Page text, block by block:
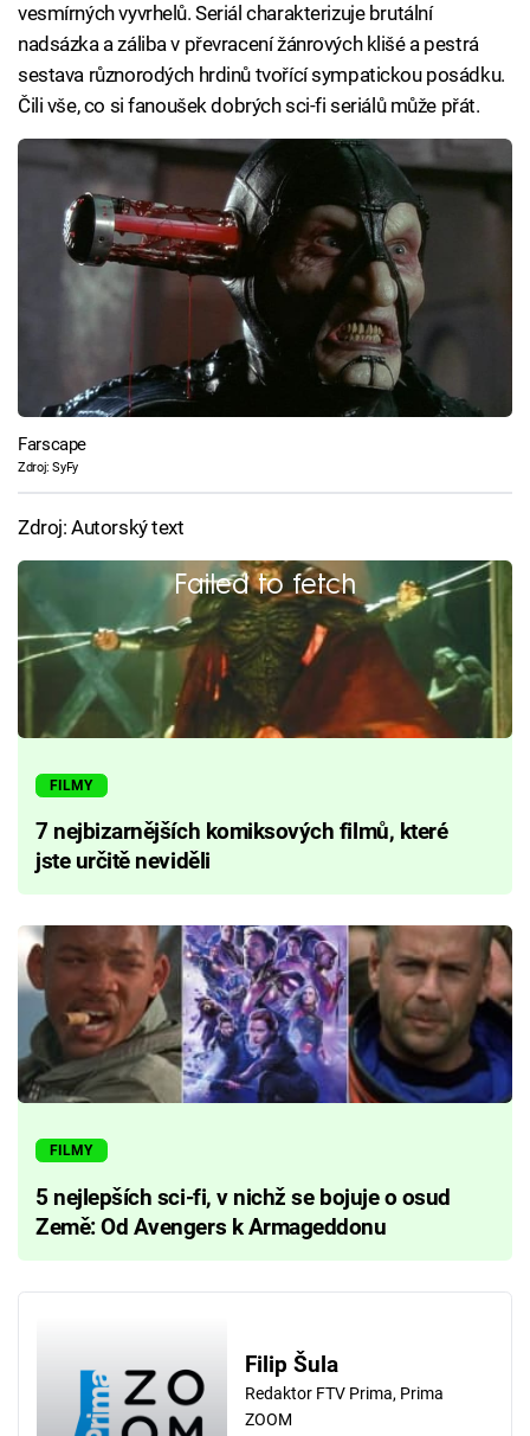
vesmírných vyvrhelů. Seriál charakterizuje brutální
nadsázka a záliba v převracení žánrových klišé a pestrá
sestava různorodých hrdinů tvořící sympatickou posádku.
Čili vše, co si fanoušek dobrých sci-fi seriálů může přát.
Farscape
Zdroj: SyFy
Zdroj: Autorský text
Failed to fetch
FILMY
7 nejbizarnějších komiksových filmů, které
jste určitě neviděli
FILMY
5 nejlepších sci-fi, v nichž se bojuje o osud
Země: Od Avengers k Armageddonu
Filip Šula
Redaktor FTV Prima, Prima
ZOOM